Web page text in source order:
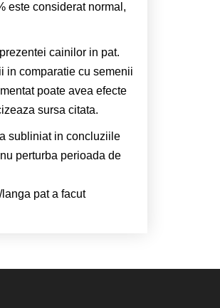
este considerat normal,
cainilor in pat.
in comparatie cu semenii
poate avea efecte
sursa citata.
subliniat in concluziile
perturba perioada de
pat a facut